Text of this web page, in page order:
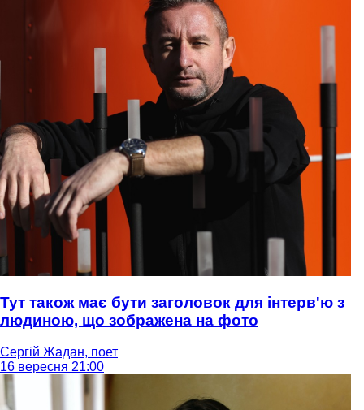
Тут також має бути заголовок для інтерв'ю з
людиною, що зображена на фото
Сергій Жадан, поет
16 вересня 21:00